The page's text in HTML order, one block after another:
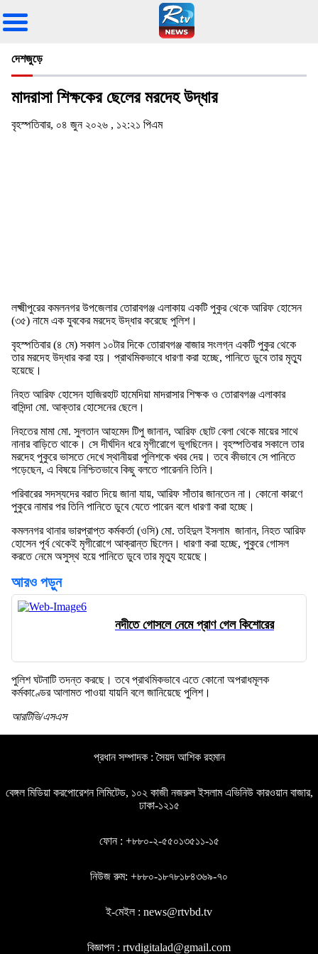
দেশজুড়ে
মাদরাসা শিক্ষকের ছেলের মরদেহ উদ্ধার
বৃহস্পতিবার, ০৪ জুন ২০২৬ , ১২:২১ পিএম
লক্ষ্মীপুরের কমলনগর উপজেলার তোরাবগঞ্জ এলাকায় একটি পুকুর থেকে আরিফ হোসেন
(৩৫) নামে এক যুবকের মরদেহ উদ্ধার করেছে পুলিশ।
বৃহস্পতিবার (৪ মে) সকাল ১০টার দিকে তোরাবগঞ্জ বাজার সংলগ্ন একটি পুকুর থেকে
তার মরদেহ উদ্ধার করা হয়। প্রাথমিকভাবে ধারণা করা হচ্ছে, পানিতে ডুবে তার মৃত্যু
হয়েছে।
নিহত আরিফ হোসেন হাজিরহাট হামেদিয়া মাদরাসার শিক্ষক ও তোরাবগঞ্জ এলাকার
বাসিন্দা মো. আক্তার হোসেনের ছেলে।
নিহতের মামা মো. সুলতান আহমেদ টিপু জানান, আরিফ ছোট বেলা থেকে মায়ের সাথে
নানার বাড়িতে থাকে। সে দীর্ঘদিন ধরে মৃগীরোগে ভুগছিলেন। বৃহস্পতিবার সকালে তার
মরদেহ পুকুরে ভাসতে দেখে স্থানীয়রা পুলিশকে খবর দেয়। তবে কীভাবে সে পানিতে
পড়েছেন, এ বিষয়ে নিশ্চিতভাবে কিছু বলতে পারেননি তিনি।
পরিবারের সদস্যদের বরাত দিয়ে জানা যায়, আরিফ সাঁতার জানতেন না। কোনো কারণে
পুকুরে নামার পর তিনি পানিতে ডুবে যেতে পারেন বলে ধারণা করা হচ্ছে।
কমলনগর থানার ভারপ্রাপ্ত কর্মকর্তা (ওসি) মো. তহিদুল ইসলাম জানান, নিহত আরিফ
হোসেন পূর্ব থেকেই মৃগীরোগে আক্রান্ত ছিলেন। ধারণা করা হচ্ছে, পুকুরে গোসল
করতে নেমে অসুস্থ হয়ে পানিতে ডুবে তার মৃত্যু হয়েছে।
আরও পড়ুন
নদীতে গোসলে নেমে প্রাণ গেল কিশোরের
পুলিশ ঘটনাটি তদন্ত করছে। তবে প্রাথমিকভাবে এতে কোনো অপরাধমূলক
কর্মকাণ্ডের আলামত পাওয়া যায়নি বলে জানিয়েছে পুলিশ।
আরটিভি/এসএস
প্রধান সম্পাদক : সৈয়দ আশিক রহমান
বেঙ্গল মিডিয়া করপোরেশন লিমিটেড, ১০২ কাজী নজরুল ইসলাম এভিনিউ কারওয়ান বাজার,
ঢাকা-১২১৫
ফোন : +৮৮০-২-৫৫০১৩৫১১-১৫
নিউজ রুম: +৮৮০-১৮৭৮১৮৪৩৬৯-৭০
ই-মেইল : news@rtvbd.tv
বিজ্ঞাপন : rtvdigitalad@gmail.com